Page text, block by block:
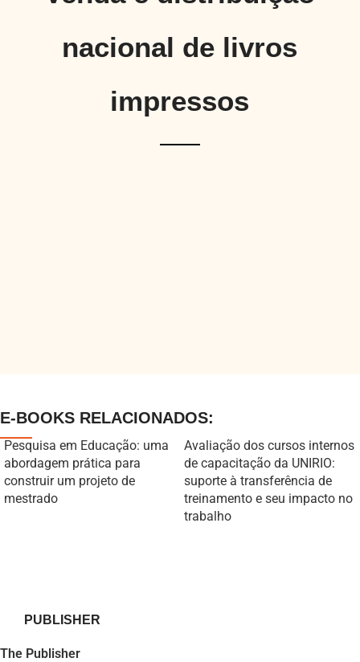
nacional de livros
impressos
E-BOOKS RELACIONADOS:
Pesquisa em Educação: uma
abordagem prática para
construir um projeto de
mestrado
Avaliação dos cursos internos
de capacitação da UNIRIO:
suporte à transferência de
treinamento e seu impacto no
trabalho
PUBLISHER
The Publisher